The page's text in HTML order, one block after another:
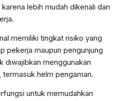
lebih mudah dikenali dan
memiliki tingkat risiko yang
pekerja maupun pengunjung
diwajibkan menggunakan
helm pengaman.
untuk memudahkan